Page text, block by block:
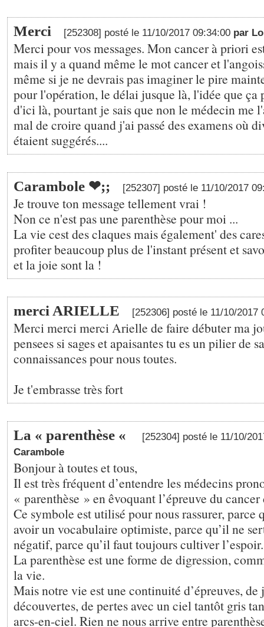
Merci [252308] posté le 11/10/2017 09:34:00 par
Merci pour vos messages. Mon cancer à priori
mais il y a quand même le mot cancer et
même si je ne devrais pas imaginer le pire
pour l'opération, le délai jusque là, l'idée que ça
d'ici là, pourtant je sais que non le médecin me
mal de croire quand j'ai passé des examens où
étaient suggérés....
Carambole ❤;️; [252307] posté le 11/10/2017
Je trouve ton message tellement vrai !
Non ce n'est pas une parenthèse pour moi ...
La vie cest des claques mais également' des
profiter beaucoup plus de l'instant présent et
et la joie sont la !
merci ARIELLE [252306] posté le 11/10/2017
Merci merci merci Arielle de faire débuter ma
pensees si sages et apaisantes tu es un pilier de
connaissances pour nous toutes.
Je t'embrasse très fort
La « parenthèse «
[252304] posté le 11/10/
Carambole
Bonjour à toutes et tous,
Il est très fréquent d’entendre les médecins
« parenthèse » en êvoquant l’épreuve du cancer
Ce symbole est utilisé pour nous rassurer, parce
avoir un vocabulaire optimiste, parce qu’il ne
négatif, parce qu’il faut toujours cultiver l’espoir.
La parenthèse est une forme de digression,
la vie.
Mais notre vie est une continuité d’épreuves, de
découvertes, de pertes avec un ciel tantôt gris
arcs-en-ciel. Rien ne nous arrive entre